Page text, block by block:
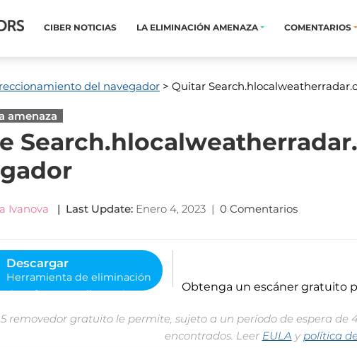
CIBER NOTICIAS LA ELIMINACIÓN AMENAZA COMENTARIOS
del navegador > Quitar
amenaza
Ivanova | Last Update: Enero 4, 2023 | 0 Comentarios
de eliminación
software malintencionado
Obtenga un escáner gratuito
removedor gratuito le permite, sujeto a un período de espera
encontrados. Leer EULA ypolítica